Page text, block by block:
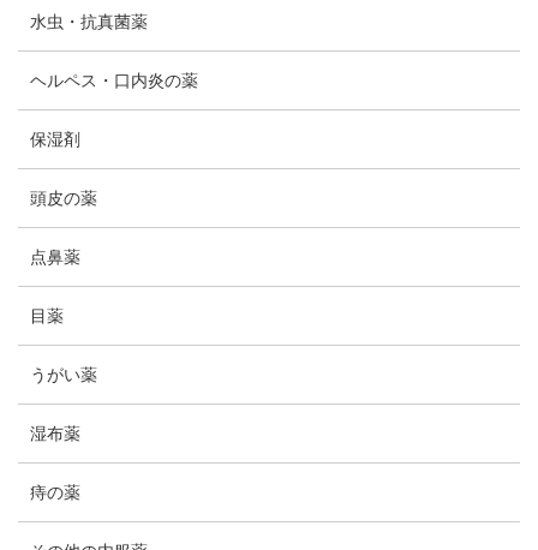
水虫・抗真菌薬
ヘルペス・口内炎の薬
保湿剤
頭皮の薬
点鼻薬
目薬
うがい薬
湿布薬
痔の薬